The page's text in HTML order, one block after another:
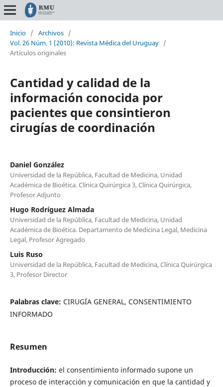
Inicio / Archivos /
Vol. 26 Núm. 1 (2010): Revista Médica del Uruguay /
Artículos originales
Cantidad y calidad de la
información conocida por
pacientes que consintieron
cirugías de coordinación
Daniel González
Universidad de la República, Facultad de Medicina, Unidad
Académica de Bioética. Clínica Quirúrgica 3, Clínica Quirúrgica,
Profesor Adjunto
Hugo Rodríguez Almada
Universidad de la República, Facultad de Medicina, Unidad
Académica de Bioética. Departamento de Medicina Legal, Medicina
Legal, Profesor Agregado
Luis Ruso
Universidad de la República, Facultad de Medicina, Clínica Quirúrgica
3, Profesor Director
Palabras clave: CIRUGÍA GENERAL, CONSENTIMIENTO
INFORMADO
Resumen
Introducción: el consentimiento informado supone un
proceso de interacción y comunicación en que la cantidad y